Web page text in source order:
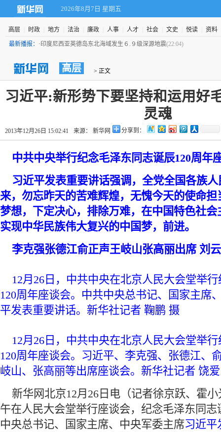
2026年8月7日 星期五
高层 时政 地方 法治 廉政 人事 人才 社会 文史 悦读 资料
最新播报： ·印度尼西亚英德岛东北海域发生６.９级深源地震(22:04)
高层 > 正文
习近平:新形势下要坚持和运用好
灵魂
2013年12月26日 15:02:41 来源： 新华网 分享到：
中共中央举行纪念毛泽东同志诞辰120周年
习近平发表重要讲话强调，全党全国各族人
来，勿忘昨天的苦难辉煌，无愧今天的使命
梦想，下定决心，排除万难，在中国特色社
实现中华民族伟大复兴的中国梦，前进。
李克强张德江俞正声王岐山张高丽出席 刘
12月26日，中共中央在北京人民大会堂举
120周年座谈会。中共中央总书记、国家主席
平发表重要讲话。新华社记者 鞠鹏 摄
12月26日，中共中央在北京人民大会堂举
120周年座谈会。习近平、李克强、张德江、
岐山、张高丽等出席座谈会。新华社记者 饶
新华网北京12月26日电（记者徐京跃、霍小
午在人民大会堂举行座谈会，纪念毛泽东同志
中央总书记、国家主席、中央军委主席习近平